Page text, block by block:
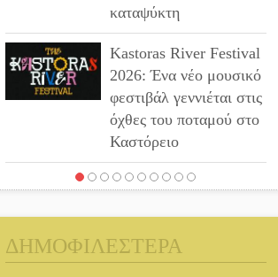
καταψύκτη
Kastoras River Festival
2026: Ένα νέο μουσικό
φεστιβάλ γεννιέται στις
όχθες του ποταμού στο
Καστόρειο
Τα ζάρια παίρνουν
Τουρνουά Τάβλι
ΔΗΜΟΦΙΛΕΣΤΕΡΑ